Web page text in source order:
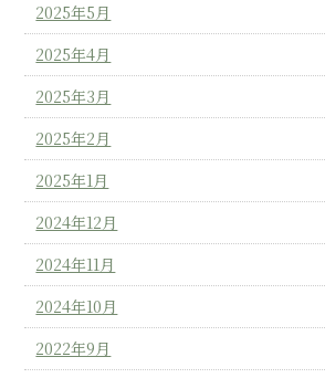
2025年5月
2025年4月
2025年3月
2025年2月
2025年1月
2024年12月
2024年11月
2024年10月
2022年9月